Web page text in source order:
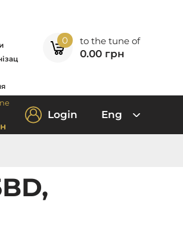
0 to the tune of
0.00 грн
Login Eng